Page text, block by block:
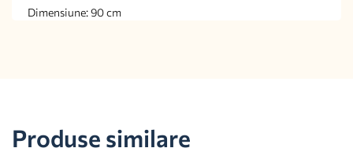
Dimensiune: 90 cm
Produse similare